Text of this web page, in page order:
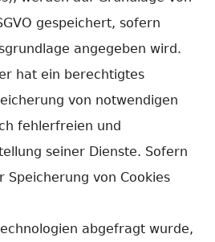
gespeichert, sofern
angegeben wird.
hat ein berechtigtes
von notwendigen
fehlerfreien und
seiner Dienste. Sofern
Speicherung von Cookies
abgefragt wurde,